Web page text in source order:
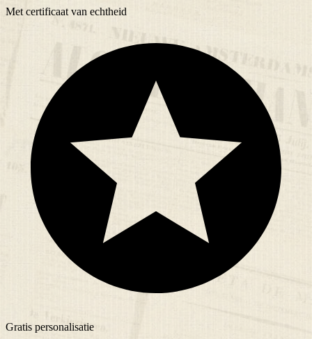
Met certificaat van echtheid
Gratis personalisatie